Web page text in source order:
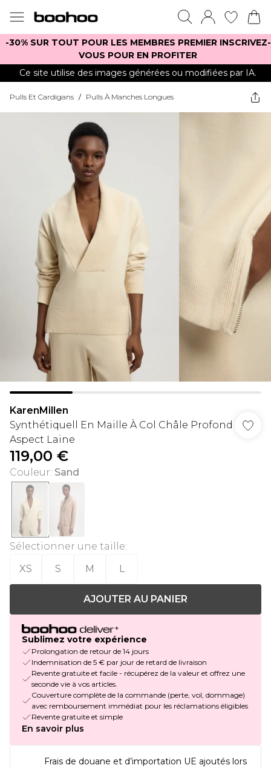
-30% SUR TOUT POUR LES MEMBRES PREMIER INSCRIVEZ-
VOUS POUR EN PROFITER
Ce site utilise des images générées ou modifiées par IA.
Pulls Et Cardigans / Pulls À Manches Longues
KarenMillen
Synthétiquell En Maille À Col Châle Profond
Aspect Laine
119,00 €
Couleur: Sand
Sélectionner une taille:
XS
S M L
AJOUTER AU PANIER
Sublimez votre expérience
Prolongation de retour de 14 jours
Indemnisation de 5 € par jour de retard de livraison
Revente gratuite et facile - récupérez de la valeur et offrez une
seconde vie à vos articles.
Couverture complète de la commande (perte, vol, dommage)
avec remboursement immédiat pour les réclamations éligibles
Revente gratuite et simple
En savoir plus
Frais de douane et d’importation UE ajoutés lors